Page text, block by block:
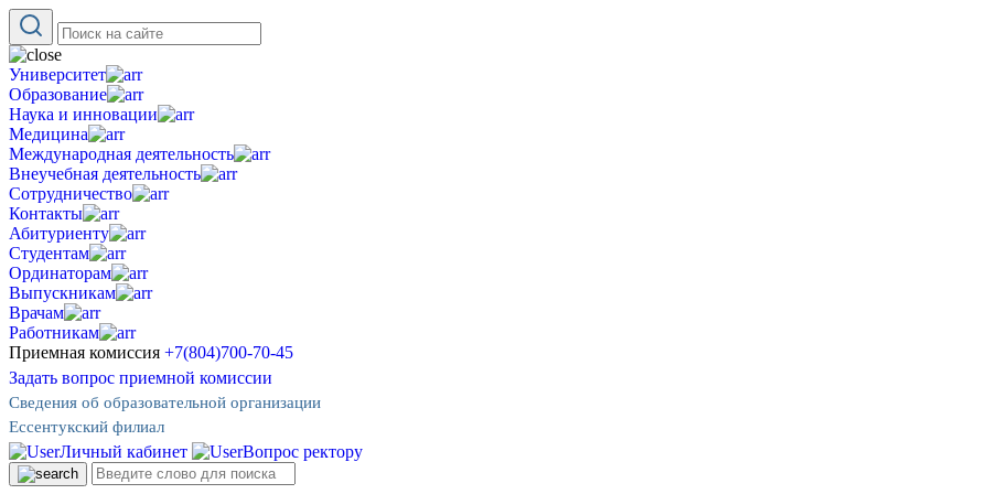
Университет
Образование
Наука и инновации
Медицина
Международная деятельность
Внеучебная деятельность
Сотрудничество
Контакты
Абитуриенту
Студентам
Ординаторам
Выпускникам
Врачам
Работникам
Приемная комиссия +7(804)700-70-45
Задать вопрос приемной комиссии
Сведения об образовательной организации
Ессентукский филиал
Личный кабинет Вопрос ректору